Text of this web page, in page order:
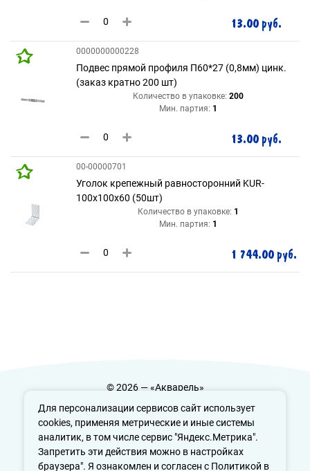
Для персонализации сервисов сайт использует
cookies, применяя метрические и иные системы
аналитик, в том числе сервис "Яндекс.Метрика".
Запретить эти действия можно в настройках
браузера". Я ознакомлен и согласен с Политикой в
13.00 руб.
0000000000228
Подвес прямой профиля П60*27 (0,8мм) цинк.
(заказ кратно 200 шт)
Количество в упаковке: 200
Мин. партия: 1
13.00 руб.
00-00000701
Уголок крепежный равносторонний KUR-
100х100х60 (50шт)
Количество в упаковке: 1
Мин. партия: 1
1 744.00 руб.
© 2026 — «Акварель»
Политика конфиденциальности